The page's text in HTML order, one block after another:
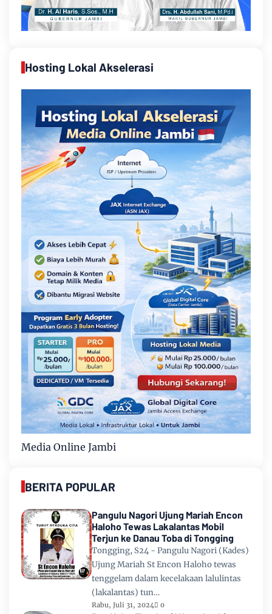
Hosting Lokal Akselerasi
Media Online Jambi
BERITA POPULAR
Pangulu Nagori Ujung Mariah Encon
Haloho Tewas Lakalantas Mobil
Terjun ke Danau Toba di Tongging
Tongging, S24 - Pangulu Nagori (Kades)
Ujung Mariah St Encon Haloho tewas
tenggelam dalam kecelakaan lalulintas
(lakalantas) tun…
Rabu, Juli 31, 2024 0